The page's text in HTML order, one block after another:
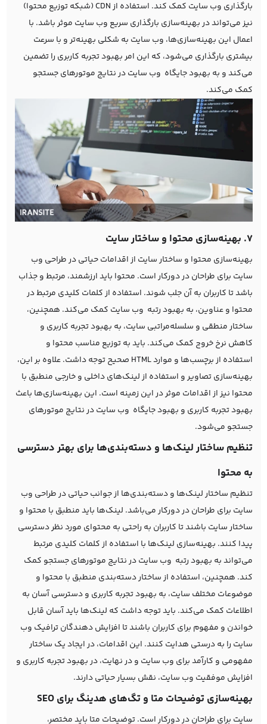
بارگذاری وب سایت کمک کند. استفاده از CDN (شبکه توزیع محتوا)
نیز می‌تواند در بهینه‌سازی بارگذاری سریع وب سایت موثر باشد. با
اعمال این بهینه‌سازی‌ها، وب سایت به شکلی بهینه‌تر و با سرعت
بیشتری بارگذاری می‌شود، که این امر بهبود تجربه کاربری را تضمین
می‌کند و به بهبود جایگاه وب سایت در نتایج موتورهای جستجو
کمک می‌کند.
7. بهینه‌سازی محتوا و ساختار سایت
بهینه‌سازی محتوا و ساختار سایت از اقدامات حیاتی در طراحی وب
سایت برای طراحان در دورکار است. محتوا باید ارزشمند، مرتبط و جذاب
باشد تا کاربران به آن جلب شوند. استفاده از کلمات کلیدی مرتبط در
محتوا و عناوین، به بهبود رتبه وب سایت کمک می‌کند. همچنین،
ساختار منطقی و سلسله‌مراتبی سایت، به بهبود تجربه کاربری و
کاهش نرخ خروج کمک می‌کند. باید به توزیع مناسب محتوا و
استفاده از برچسب‌ها و موارد HTML صحیح توجه داشت. علاوه بر این،
بهینه‌سازی تصاویر و استفاده از لینک‌های داخلی و خارجی منطبق با
محتوا نیز از اقدامات موثر در این زمینه است. این بهینه‌سازی‌ها باعث
بهبود تجربه کاربری و بهبود جایگاه وب سایت در نتایج موتورهای
جستجو می‌شود.
تنظیم ساختار لینک‌ها و دسته‌بندی‌ها برای بهتر دسترسی
به محتوا
تنظیم ساختار لینک‌ها و دسته‌بندی‌ها از جوانب حیاتی در طراحی وب
سایت برای طراحان در دورکار می‌باشد. لینک‌ها باید منطبق با محتوا و
ساختار سایت باشند تا کاربران به راحتی به محتوای مورد نظر دسترسی
پیدا کنند. بهینه‌سازی لینک‌ها با استفاده از کلمات کلیدی مرتبط
می‌تواند به بهبود رتبه وب سایت در نتایج موتورهای جستجو کمک
کند. همچنین، استفاده از ساختار دسته‌بندی منطبق با محتوا و
موضوعات مختلف سایت، به بهبود تجربه کاربری و دسترسی آسان به
اطلاعات کمک می‌کند. باید توجه داشت که لینک‌ها باید آسان قابل
خواندن و مفهوم برای کاربران باشند تا افزایش دهندگان ترافیک وب
سایت را به درستی هدایت کنند. این اقدامات، در ایجاد یک ساختار
مفهومی و کارآمد برای وب سایت و در نهایت، در بهبود تجربه کاربری و
افزایش موفقیت وب سایت، نقش بسیار حیاتی دارند.
بهینه‌سازی توضیحات متا و تگ‌های هدینگ برای SEO
سایت برای طراحان در دورکار است. توضیحات متا باید مختصر،